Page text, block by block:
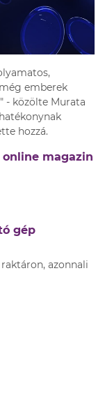
emberek
- közölte Murata
hozzá.
magazin
gép
azonnali